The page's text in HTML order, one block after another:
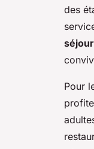
des
séjour
Pour